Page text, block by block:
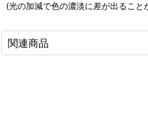
(光の加減で色の濃淡に差が出ること
関連商品